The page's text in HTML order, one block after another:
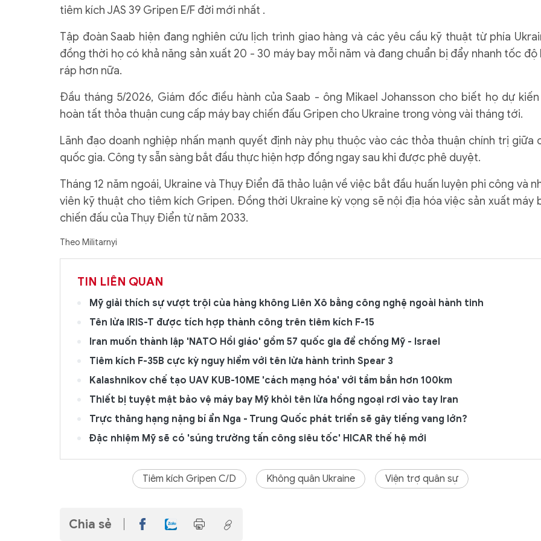
tiêm kích JAS 39 Gripen E/F đời mới nhất .
Tập đoàn Saab hiện đang nghiên cứu lịch trình giao hàng và các yêu cầu kỹ thuật từ phía
đồng thời họ có khả năng sản xuất 20 - 30 máy bay mỗi năm và đang chuẩn bị đẩy nhanh tốc độ
ráp hơn nữa.
Đầu tháng 5/2026, Giám đốc điều hành của Saab - ông Mikael Johansson cho biết họ dự
hoàn tất thỏa thuận cung cấp máy bay chiến đấu Gripen cho Ukraine trong vòng vài tháng tới.
Lãnh đạo doanh nghiệp nhấn mạnh quyết định này phụ thuộc vào các thỏa thuận chính trị giữa
quốc gia. Công ty sẵn sàng bắt đầu thực hiện hợp đồng ngay sau khi được phê duyệt.
Tháng 12 năm ngoái, Ukraine và Thụy Điển đã thảo luận về việc bắt đầu huấn luyện phi công và
viên kỹ thuật cho tiêm kích Gripen. Đồng thời Ukraine kỳ vọng sẽ nội địa hóa việc sản xuất máy
chiến đấu của Thụy Điển từ năm 2033.
Theo Militarnyi
TIN LIÊN QUAN
Mỹ giải thích sự vượt trội của hàng không Liên Xô bằng công nghệ ngoài hành tinh
Tên lửa IRIS-T được tích hợp thành công trên tiêm kích F-15
Iran muốn thành lập 'NATO Hồi giáo' gồm 57 quốc gia để chống Mỹ - Israel
Tiêm kích F-35B cực kỳ nguy hiểm với tên lửa hành trình Spear 3
Kalashnikov chế tạo UAV KUB-10ME 'cách mạng hóa' với tầm bắn hơn 100km
Thiết bị tuyệt mật bảo vệ máy bay Mỹ khỏi tên lửa hồng ngoại rơi vào tay Iran
Trực thăng hạng nặng bí ẩn Nga - Trung Quốc phát triển sẽ gây tiếng vang lớn?
Đặc nhiệm Mỹ sẽ có 'súng trường tấn công siêu tốc' HICAR thế hệ mới
Tiêm kích Gripen C/D Không quân Ukraine Viện trợ quân sự
Chia sẻ